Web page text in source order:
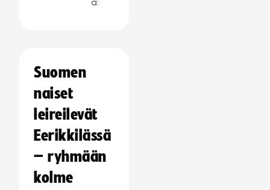
Suomen
naiset
leireilevät
Eerikkilässä
– ryhmään
kolme